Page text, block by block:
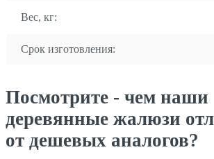
Вес, кг:
Срок изготовления:
Посмотрите - чем наши
деревянные жалюзи
от дешевых аналогов?